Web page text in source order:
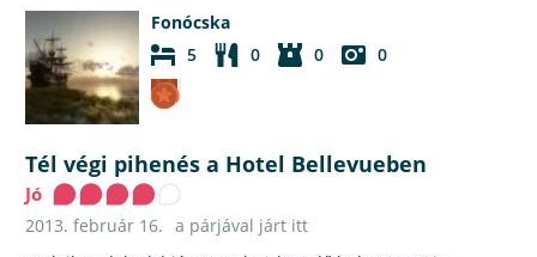
Fonócska
5
0 0 0
Tél végi pihenés a Hotel Bellevueben
Jó
2013. február 16. a párjával járt itt